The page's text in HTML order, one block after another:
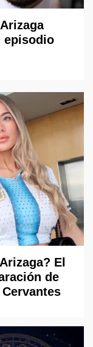
episodio
El
de